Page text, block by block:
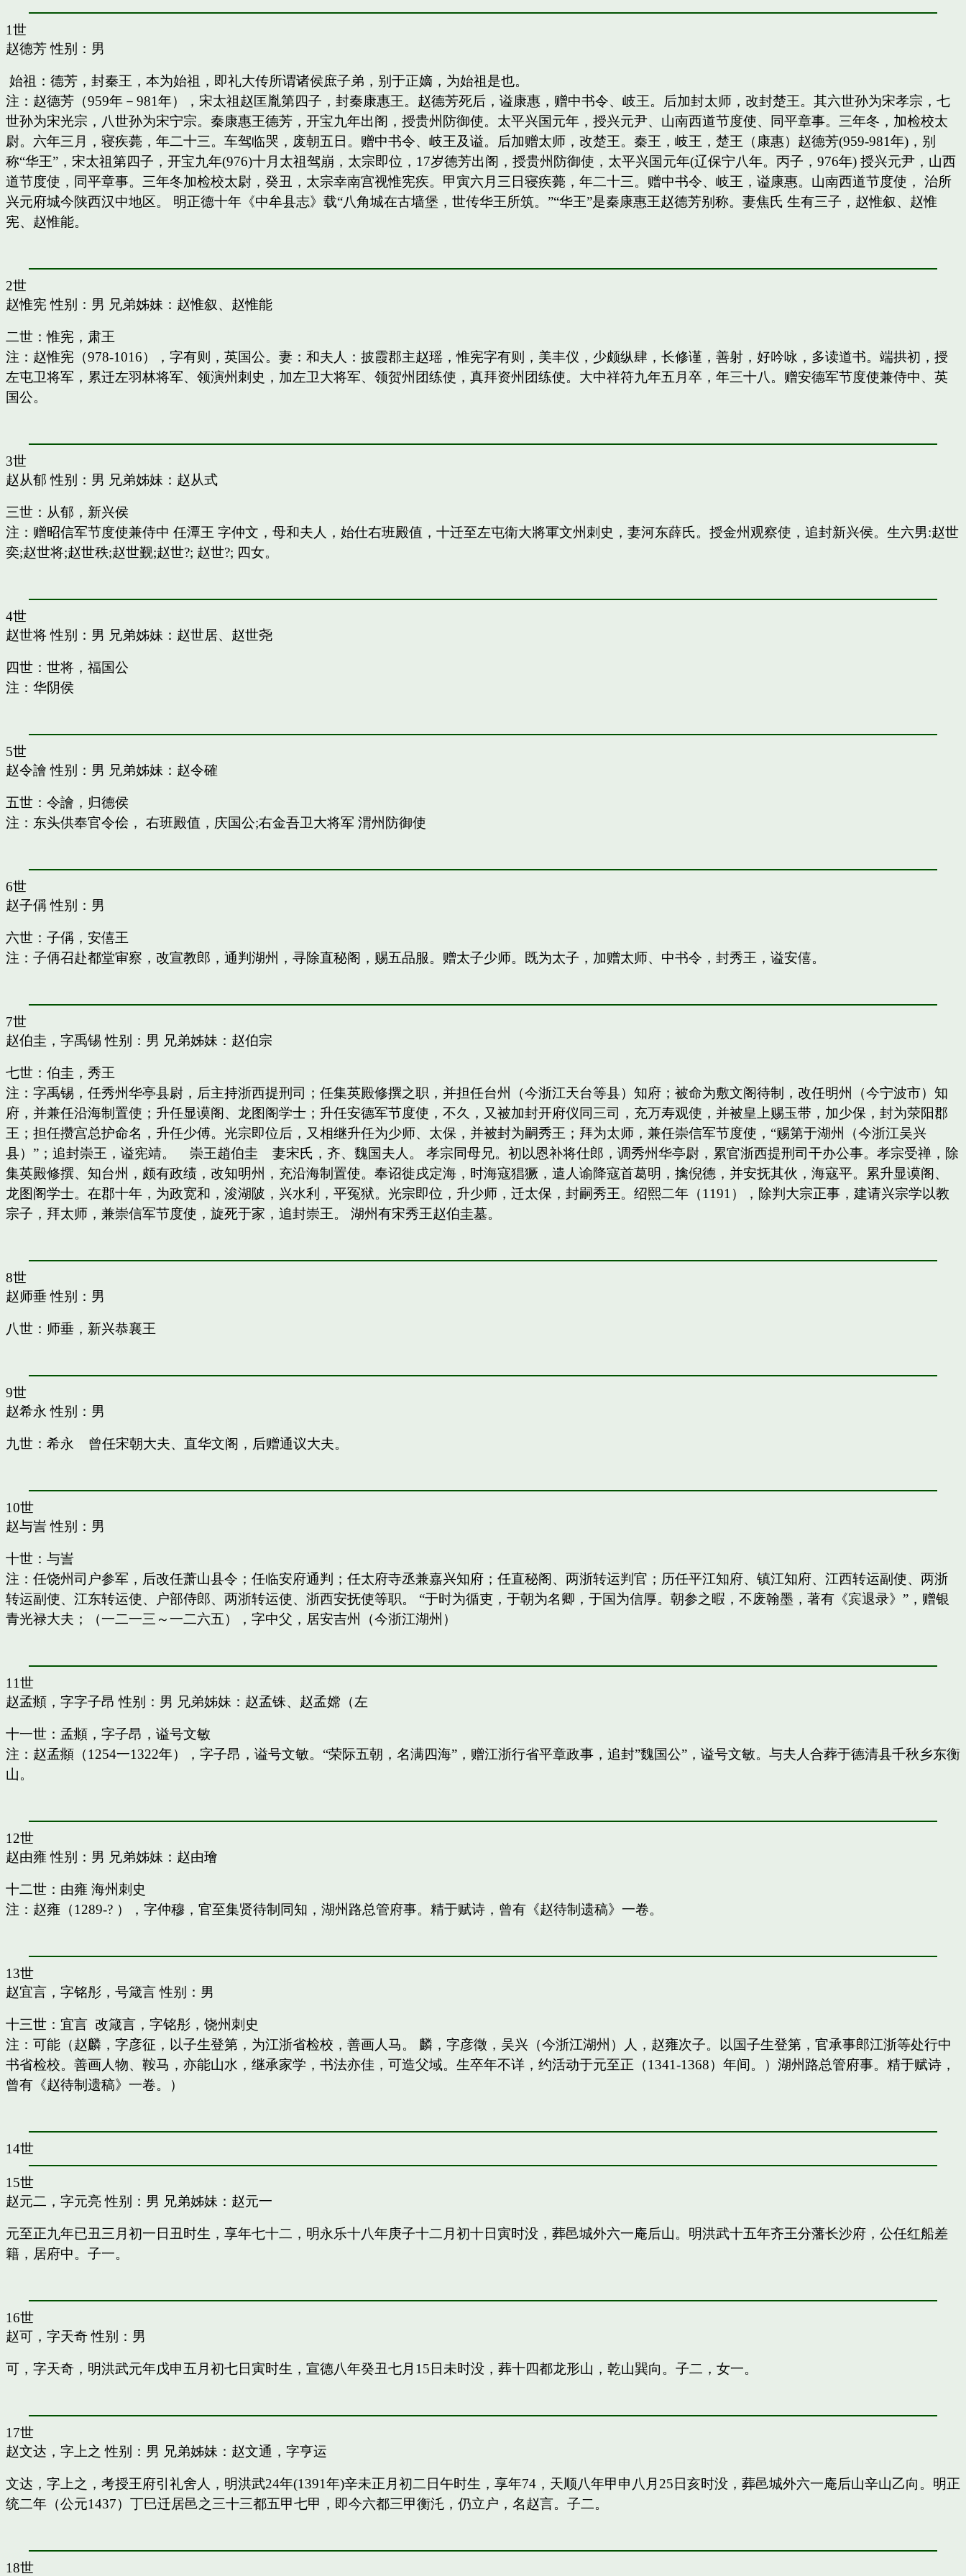
1世
赵德芳性别：男
始祖：德芳，封秦王，本为始祖，即礼大传所谓诸侯庶子弟，别于正嫡，为始祖是也。
注：赵德芳（959年－981年），宋太祖赵匡胤第四子，封秦康惠王。赵德芳死后，谥康惠，赠中书令、岐王。后加封太师，改封楚王。其六世孙为宋孝宗，七
世孙为宋光宗，八世孙为宋宁宗。秦康惠王德芳，开宝九年出阁，授贵州防御使。太平兴国元年，授兴元尹、山南西道节度使、同平章事。三年冬，加检校太
尉。六年三月，寝疾薨，年二十三。车驾临哭，废朝五日。赠中书令、岐王及谥。后加赠太师，改楚王。秦王，岐王，楚王（康惠）赵德芳(959-981年)，别
称“华王”，宋太祖第四子，开宝九年(976)十月太祖驾崩，太宗即位，17岁德芳出阁，授贵州防御使，太平兴国元年(辽保宁八年。丙子，976年) 授兴元尹，山西
道节度使，同平章事。三年冬加检校太尉，癸丑，太宗幸南宫视惟宪疾。甲寅六月三日寝疾薨，年二十三。赠中书令、岐王，谥康惠。山南西道节度使， 治所
兴元府城今陕西汉中地区。 明正德十年《中牟县志》载“八角城在古墙堡，世传华王所筑。”“华王”是秦康惠王赵德芳别称。妻焦氏 生有三子，赵惟叙、赵惟
宪、赵惟能。
2世
赵惟宪 性别：男 兄弟姊妹： 赵惟叙、 赵惟能
二世：惟宪，肃王
注：赵惟宪（978-1016），字有则，英国公。妻：和夫人：披霞郡主赵瑶，惟宪字有则，美丰仪，少颇纵肆，长修谨，善射，好吟咏，多读道书。端拱初，授
左屯卫将军，累迁左羽林将军、领演州刺史，加左卫大将军、领贺州团练使，真拜资州团练使。大中祥符九年五月卒，年三十八。赠安德军节度使兼侍中、英
国公。
3世
赵从郁 性别：男 兄弟姊妹： 赵从式
三世：从郁，新兴侯
注：赠昭信军节度使兼侍中 任潭王 字仲文，母和夫人，始仕右班殿值，十迁至左屯衛大將軍文州刺史，妻河东薛氏。授金州观察使，追封新兴侯。生六男:赵世
奕;赵世将;赵世秩;赵世觐;赵世?; 赵世?; 四女。
4世
赵世将性别：男 兄弟姊妹： 赵世居、 赵世尧
四世：世将，福国公
注：华阴侯
5世
赵令譮 性别：男 兄弟姊妹： 赵令確
五世：令譮，归德侯
注：东头供奉官令侩， 右班殿值，庆国公;右金吾卫大将军 渭州防御使
6世
赵子偁性别：男
六世：子偁，安僖王
注：子侢召赴都堂审察，改宣教郎，通判湖州，寻除直秘阁，赐五品服。赠太子少师。既为太子，加赠太师、中书令，封秀王，谥安僖。
7世
赵伯圭，字禹锡 性别：男 兄弟姊妹： 赵伯宗
七世：伯圭，秀王
注：字禹锡，任秀州华亭县尉，后主持浙西提刑司；任集英殿修撰之职，并担任台州（今浙江天台等县）知府；被命为敷文阁待制，改任明州（今宁波市）知
府，并兼任沿海制置使；升任显谟阁、龙图阁学士；升任安德军节度使，不久，又被加封开府仪同三司，充万寿观使，并被皇上赐玉带，加少保，封为荥阳郡
王；担任攒宫总护命名，升任少傅。光宗即位后，又相继升任为少师、太保，并被封为嗣秀王；拜为太师，兼任崇信军节度使，“赐第于湖州（今浙江吴兴
县）”；追封崇王，谥宪靖。 崇王趙伯圭 妻宋氏，齐、魏国夫人。 孝宗同母兄。初以恩补将仕郎，调秀州华亭尉，累官浙西提刑司干办公事。孝宗受禅，除
集英殿修撰、知台州，颇有政绩，改知明州，充沿海制置使。奉诏徙戌定海，时海寇猖獗，遣人谕降寇首葛明，擒倪德，并安抚其伙，海寇平。累升显谟阁、
龙图阁学士。在郡十年，为政宽和，浚湖陂，兴水利，平冤狱。光宗即位，升少师，迁太保，封嗣秀王。绍熙二年（1191），除判大宗正事，建请兴宗学以教
宗子，拜太师，兼崇信军节度使，旋死于家，追封崇王。 湖州有宋秀王赵伯圭墓。
8世
赵师垂性别：男
八世：师垂，新兴恭襄王
9世
赵希永 性别：男
九世：希永 曾任宋朝大夫、直华文阁，后赠通议大夫。
10世
赵与訔性别：男
十世：与訔
注：任饶州司户参军，后改任萧山县令；任临安府通判；任太府寺丞兼嘉兴知府；任直秘阁、两浙转运判官；历任平江知府、镇江知府、江西转运副使、两浙
转运副使、江东转运使、户部侍郎、两浙转运使、浙西安抚使等职。 “于时为循吏，于朝为名卿，于国为信厚。朝参之暇，不废翰墨，著有《宾退录》”，赠银
青光禄大夫；（一二一三～一二六五），字中父，居安吉州（今浙江湖州）
11世
赵孟頫，字字子昂 性别：男 兄弟姊妹： 赵孟铢、 赵孟嫦（左
十一世：孟頫，字子昂，谥号文敏
注：赵孟頫（1254一1322年），字子昂，谥号文敏。“荣际五朝，名满四海”，赠江浙行省平章政事，追封”魏国公”，谥号文敏。与夫人合葬于德清县千秋乡东衡
山。
12世
赵由雍 性别：男 兄弟姊妹： 赵由璯
十二世：由雍 海州刺史
注：赵雍（1289-? ），字仲穆，官至集贤待制同知，湖州路总管府事。精于赋诗，曾有《赵待制遗稿》一卷。
13世
赵宜言，字铭彤，号箴言性别：男
十三世：宜言 改箴言，字铭彤，饶州刺史
注：可能（赵麟，字彦征，以子生登第，为江浙省检校，善画人马。 麟，字彦徵，吴兴（今浙江湖州）人，赵雍次子。以国子生登第，官承事郎江浙等处行中
书省检校。善画人物、鞍马，亦能山水，继承家学，书法亦佳，可造父域。生卒年不详，约活动于元至正（1341-1368）年间。）湖州路总管府事。精于赋诗，
曾有《赵待制遗稿》一卷。）
14世
15世
赵元二，字元亮 性别：男 兄弟姊妹： 赵元一
元至正九年已丑三月初一日丑时生，享年七十二，明永乐十八年庚子十二月初十日寅时没，葬邑城外六一庵后山。明洪武十五年齐王分藩长沙府，公任红船差
籍，居府中。子一。
16世
赵可，字天奇性别：男
可，字天奇，明洪武元年戊申五月初七日寅时生，宣德八年癸丑七月15日未时没，葬十四都龙形山，乾山巽向。子二，女一。
17世
赵文达，字上之 性别：男 兄弟姊妹： 赵文通，字亨运
文达，字上之，考授王府引礼舍人，明洪武24年(1391年)辛未正月初二日午时生，享年74，天顺八年甲申八月25日亥时没，葬邑城外六一庵后山辛山乙向。明正
统二年（公元1437）丁巳迁居邑之三十三都五甲七甲，即今六都三甲衡汑，仍立户，名赵言。子二。
18世